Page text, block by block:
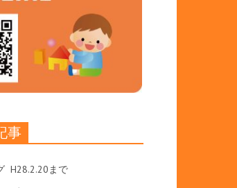
事
H28.2.20まで